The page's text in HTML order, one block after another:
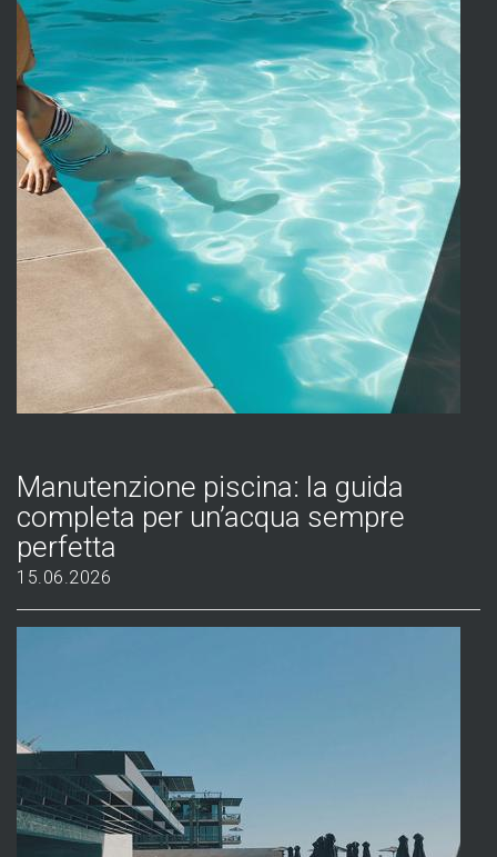
Manutenzione piscina: la guida
completa per un’acqua sempre
perfetta
15.06.2026